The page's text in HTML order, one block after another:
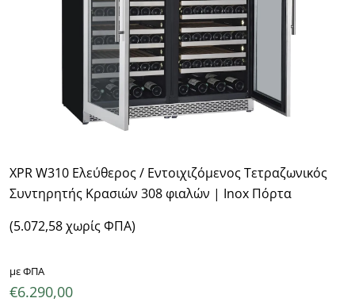
XPR W310 Ελεύθερος / Εντοιχιζόμενος Τετραζωνικός
Συντηρητής Κρασιών 308 φιαλών | Inox Πόρτα
€6.290,00
με ΦΠΑ
(5.072,58 χωρίς ΦΠΑ)